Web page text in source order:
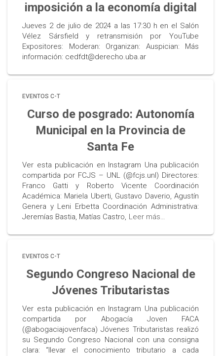
imposición a la economía digital
Jueves 2 de julio de 2024 a las 17:30 h en el Salón
Vélez Sársfield y retransmisión por YouTube
Expositores: Moderan: Organizan: Auspician: Más
información: cedfdt@derecho.uba.ar
EVENTOS C-T
Curso de posgrado: Autonomía
Municipal en la Provincia de
Santa Fe
Ver esta publicación en Instagram Una publicación
compartida por FCJS – UNL (@fcjs.unl) Directores:
Franco Gatti y Roberto Vicente Coordinación
Académica: Mariela Uberti, Gustavo Daverio, Agustín
Genera y Leni Erbetta Coordinación Administrativa:
Jeremías Bastia, Matías Castro, Leer más…
EVENTOS C-T
Segundo Congreso Nacional de
Jóvenes Tributaristas
Ver esta publicación en Instagram Una publicación
compartida por Abogacía Joven FACA
(@abogaciajovenfaca) Jóvenes Tributaristas realizó
su Segundo Congreso Nacional con una consigna
clara: “llevar el conocimiento tributario a cada